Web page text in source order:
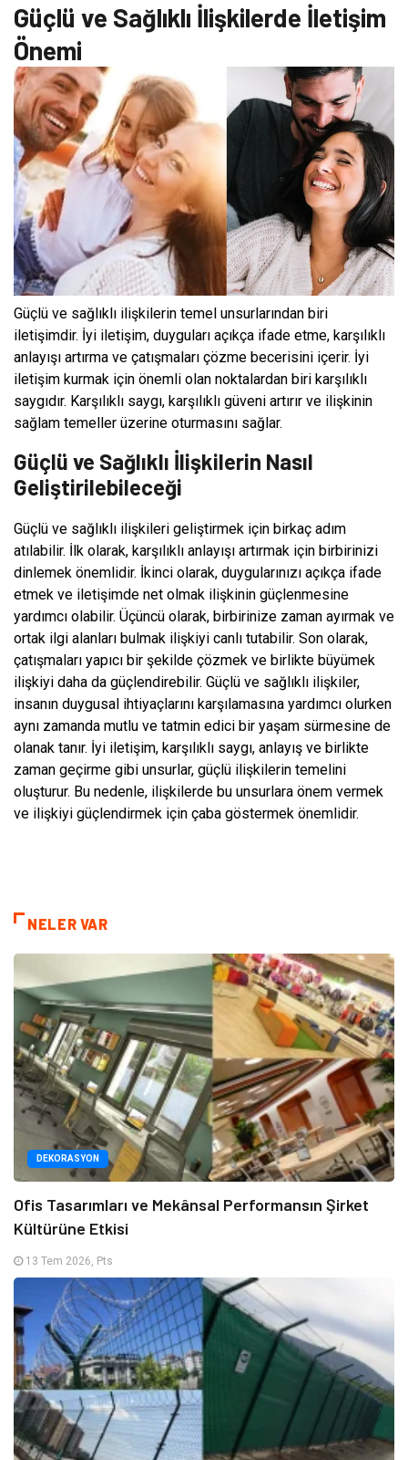
Güçlü ve Sağlıklı İlişkilerde İletişim
Önemi
Güçlü ve sağlıklı ilişkilerin temel unsurlarından biri
iletişimdir. İyi iletişim, duyguları açıkça ifade etme, karşılıklı
anlayışı artırma ve çatışmaları çözme becerisini içerir. İyi
iletişim kurmak için önemli olan noktalardan biri karşılıklı
saygıdır. Karşılıklı saygı, karşılıklı güveni artırır ve ilişkinin
sağlam temeller üzerine oturmasını sağlar.
Güçlü ve Sağlıklı İlişkilerin Nasıl
Geliştirilebileceği
Güçlü ve sağlıklı ilişkileri geliştirmek için birkaç adım
atılabilir. İlk olarak, karşılıklı anlayışı artırmak için birbirinizi
dinlemek önemlidir. İkinci olarak, duygularınızı açıkça ifade
etmek ve iletişimde net olmak ilişkinin güçlenmesine
yardımcı olabilir. Üçüncü olarak, birbirinize zaman ayırmak ve
ortak ilgi alanları bulmak ilişkiyi canlı tutabilir. Son olarak,
çatışmaları yapıcı bir şekilde çözmek ve birlikte büyümek
ilişkiyi daha da güçlendirebilir. Güçlü ve sağlıklı ilişkiler,
insanın duygusal ihtiyaçlarını karşılamasına yardımcı olurken
aynı zamanda mutlu ve tatmin edici bir yaşam sürmesine de
olanak tanır. İyi iletişim, karşılıklı saygı, anlayış ve birlikte
zaman geçirme gibi unsurlar, güçlü ilişkilerin temelini
oluşturur. Bu nedenle, ilişkilerde bu unsurlara önem vermek
ve ilişkiyi güçlendirmek için çaba göstermek önemlidir.
NELER VAR
DEKORASYON
Ofis Tasarımları ve Mekânsal Performansın Şirket
Kültürüne Etkisi
13 Tem 2026, Pts